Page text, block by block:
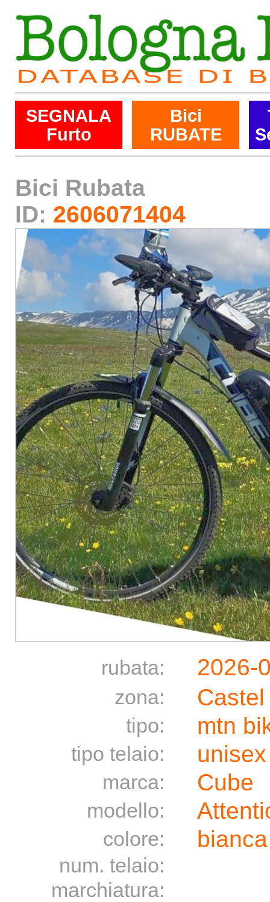
SEGNALA
Furto
Bici
RUBATE
Bici Rubata
ID: 2606071404
rubata: 2026-
zona:
tipo: mtn
tipo telaio: unisex
marca: Cube
modello:
colore:
num. telaio:
marchiatura: